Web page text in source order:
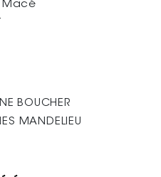
Macé
BOUCHER
MANDELIEU